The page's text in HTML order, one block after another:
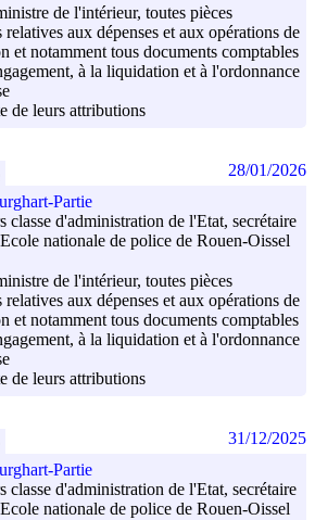
de l'intérieur, toutes pièces
aux dépenses et aux opérations de
et notamment tous documents comptables
à la liquidation et à l'ordonnance
de leurs attributions
Partie
classe d'administration de l'Etat, secrétaire
nationale de police de Rouen-Oissel
de l'intérieur, toutes pièces
aux dépenses et aux opérations de
et notamment tous documents comptables
à la liquidation et à l'ordonnance
de leurs attributions
28/01/2026
Partie
classe d'administration de l'Etat, secrétaire
nationale de police de Rouen-Oissel
31/12/2025